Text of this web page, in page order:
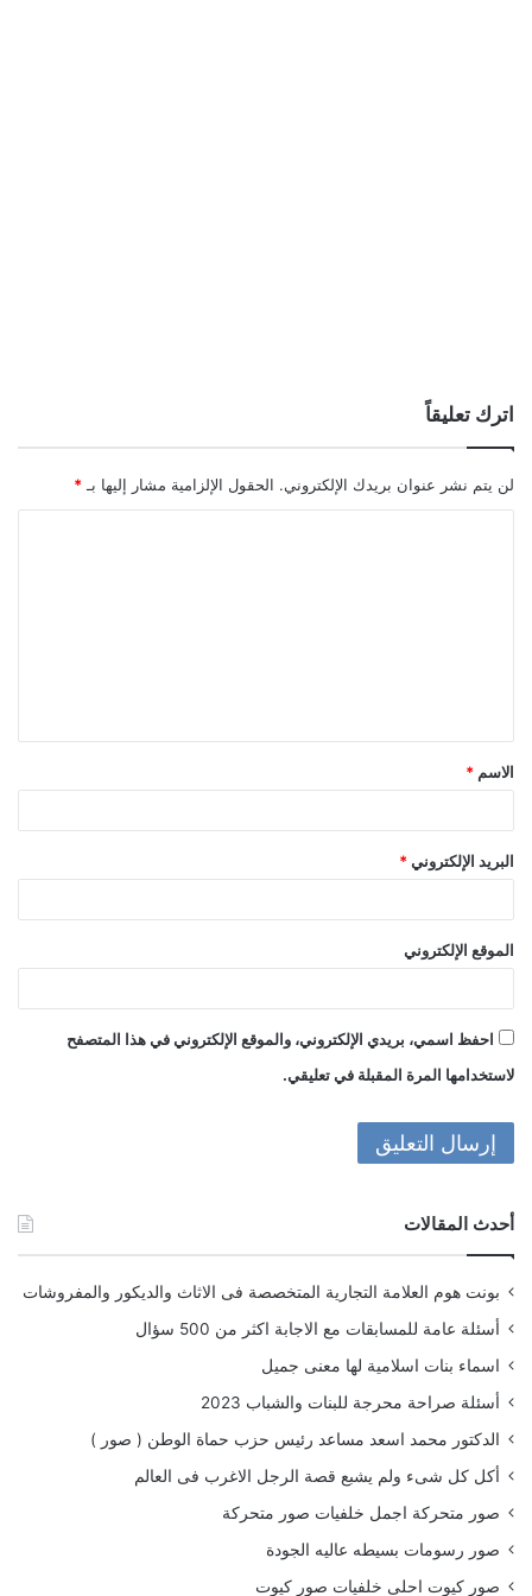
اترك تعليقاً
لن يتم نشر عنوان بريدك الإلكتروني. الحقول الإلزامية مشار إليها بـ *
ق
*
الاسم *
البريد الإلكتروني *
الموقع الإلكتروني
احفظ اسمي، بريدي الإلكتروني، والموقع الإلكتروني في هذا المتصفح
لاستخدامها المرة المقبلة في تعليقي.
أحدث المقالات
بونت هوم العلامة التجارية المتخصصة فى الاثاث والديكور والمفروشات
أسئلة عامة للمسابقات مع الاجابة اكثر من 500 سؤال
اسماء بنات اسلامية لها معنى جميل
أسئلة صراحة محرجة للبنات والشباب 2023
الدكتور محمد اسعد مساعد رئيس حزب حماة الوطن ( صور )
أكل كل شىء ولم يشبع قصة الرجل الاغرب فى العالم
صور متحركة اجمل خلفيات صور متحركة
صور رسومات بسيطه عاليه الجودة
صور كيوت احلى خلفيات صور كيوت